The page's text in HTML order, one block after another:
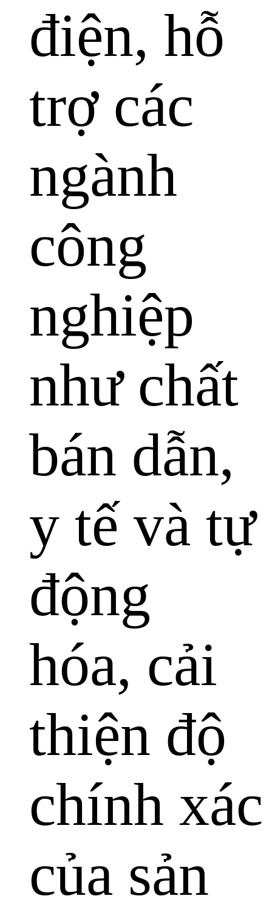
điện, hỗ
trợ các
ngành
công
nghiệp
như chất
bán dẫn,
y tế và tự
động
hóa, cải
thiện độ
chính xác
của sản